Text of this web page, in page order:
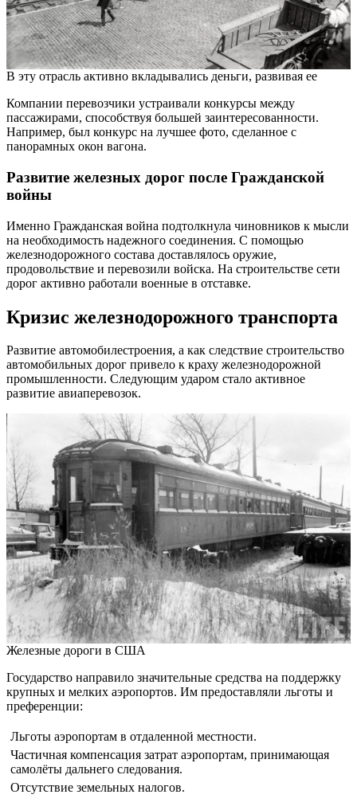
В эту отрасль активно вкладывались деньги, развивая ее
Компании перевозчики устраивали конкурсы между
пассажирами, способствуя большей заинтересованности.
Например, был конкурс на лучшее фото, сделанное с
панорамных окон вагона.
Развитие железных дорог после Гражданской
войны
Именно Гражданская война подтолкнула чиновников к мысли
на необходимость надежного соединения. С помощью
железнодорожного состава доставлялось оружие,
продовольствие и перевозили войска. На строительстве сети
дорог активно работали военные в отставке.
Кризис железнодорожного транспорта
Развитие автомобилестроения, а как следствие строительство
автомобильных дорог привело к краху железнодорожной
промышленности. Следующим ударом стало активное
развитие авиаперевозок.
Железные дороги в США
Государство направило значительные средства на поддержку
крупных и мелких аэропортов. Им предоставляли льготы и
преференции:
Льготы аэропортам в отдаленной местности.
Частичная компенсация затрат аэропортам, принимающая
самолёты дальнего следования.
Отсутствие земельных налогов.